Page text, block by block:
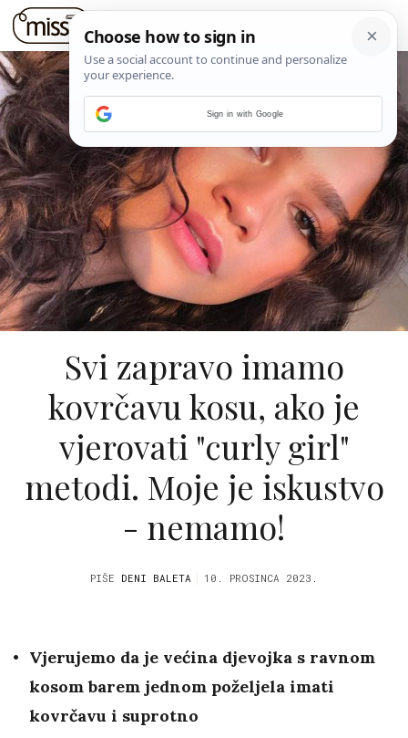
Svi zapravo imamo
kovrčavu kosu, ako je
vjerovati "curly girl"
metodi. Moje je iskustvo
- nemamo!
PIŠE DENI BALETA 10. PROSINCA 2023.
Vjerujemo da je većina djevojka s ravnom
kosom barem jednom poželjela imati
kovrčavu i suprotno
Sign in with Google